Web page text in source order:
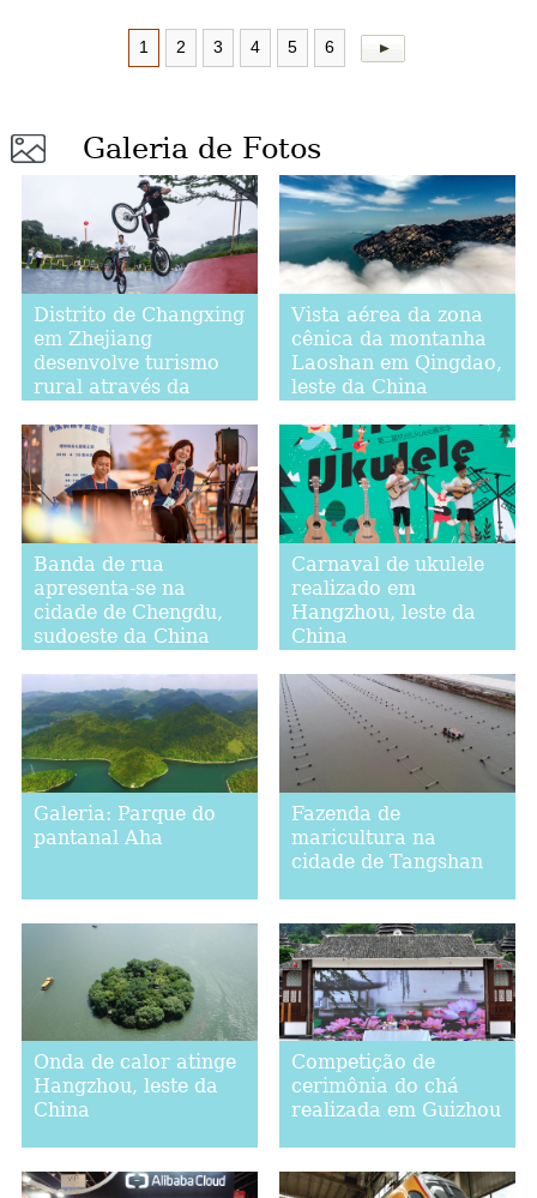
1 2 3 4 5 6
Galeria de Fotos
Distrito de Changxing
em Zhejiang
desenvolve turismo
rural através da
parques
Vista aérea da zona
cênica da montanha
Laoshan em Qingdao,
leste da China
Banda de rua
apresenta-se na
cidade de Chengdu,
sudoeste da China
Carnaval de ukulele
realizado em
Hangzhou, leste da
China
Galeria: Parque do
pantanal Aha
Fazenda de
maricultura na
cidade de Tangshan
Onda de calor atinge
Hangzhou, leste da
China
Competição de
cerimônia do chá
realizada em Guizhou